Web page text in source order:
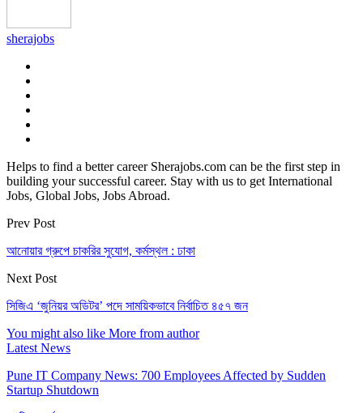
sherajobs
Helps to find a better career Sherajobs.com can be the first step in
building your successful career. Stay with us to get International
Jobs, Global Jobs, Jobs Abroad.
Prev Post
আনোয়ার গ্রুপে চাকরির সুযোগ, কর্মস্থল : ঢাকা
Next Post
সিজিএ ‘জুনিয়র অডিটর’ পদে সাময়িকভাবে নির্বাচিত ৪৫৭ জন
You might also like More from author
Latest News
Pune IT Company News: 700 Employees Affected by Sudden
Startup Shutdown